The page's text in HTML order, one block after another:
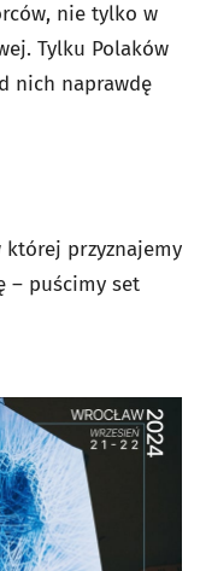
nie tylko w
Tylku Polaków
nich naprawdę
której przyznajemy
– puścimy set